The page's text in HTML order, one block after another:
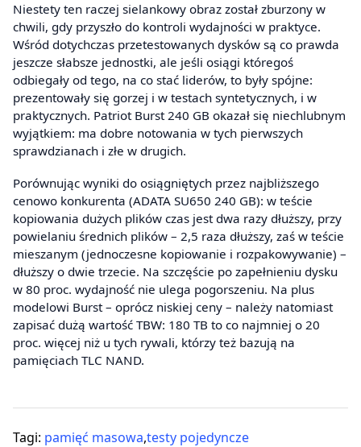
Niestety ten raczej sielankowy obraz został zburzony w
chwili, gdy przyszło do kontroli wydajności w praktyce.
Wśród dotychczas przetestowanych dysków są co prawda
jeszcze słabsze jednostki, ale jeśli osiągi któregoś
odbiegały od tego, na co stać liderów, to były spójne:
prezentowały się gorzej i w testach syntetycznych, i w
praktycznych. Patriot Burst 240 GB okazał się niechlubnym
wyjątkiem: ma dobre notowania w tych pierwszych
sprawdzianach i złe w drugich.
Porównując wyniki do osiągniętych przez najbliższego
cenowo konkurenta (ADATA SU650 240 GB): w teście
kopiowania dużych plików czas jest dwa razy dłuższy, przy
powielaniu średnich plików – 2,5 raza dłuższy, zaś w teście
mieszanym (jednoczesne kopiowanie i rozpakowywanie) –
dłuższy o dwie trzecie. Na szczęście po zapełnieniu dysku
w 80 proc. wydajność nie ulega pogorszeniu. Na plus
modelowi Burst – oprócz niskiej ceny – należy natomiast
zapisać dużą wartość TBW: 180 TB to co najmniej o 20
proc. więcej niż u tych rywali, którzy też bazują na
pamięciach TLC NAND.
Tagi: pamięć masowa,testy pojedyncze